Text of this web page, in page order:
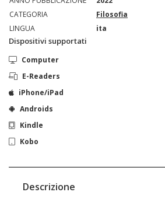
CATEGORIA
Filosofia
LINGUA
ita
Dispositivi supportati
Computer
E-Readers
iPhone/iPad
Androids
Kindle
Kobo
Descrizione